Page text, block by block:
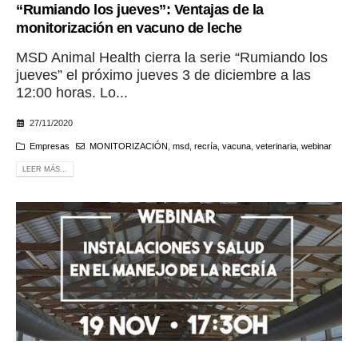
“Rumiando los jueves”: Ventajas de la
monitorización en vacuno de leche
MSD Animal Health cierra la serie “Rumiando los
jueves” el próximo jueves 3 de diciembre a las
12:00 horas. Lo...
27/11/2020
Empresas MONITORIZACIÓN msd, recría, vacuna, veterinaria, webinar
LEER MÁS...